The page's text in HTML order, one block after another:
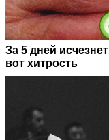
За 5 дней
вот хитрость